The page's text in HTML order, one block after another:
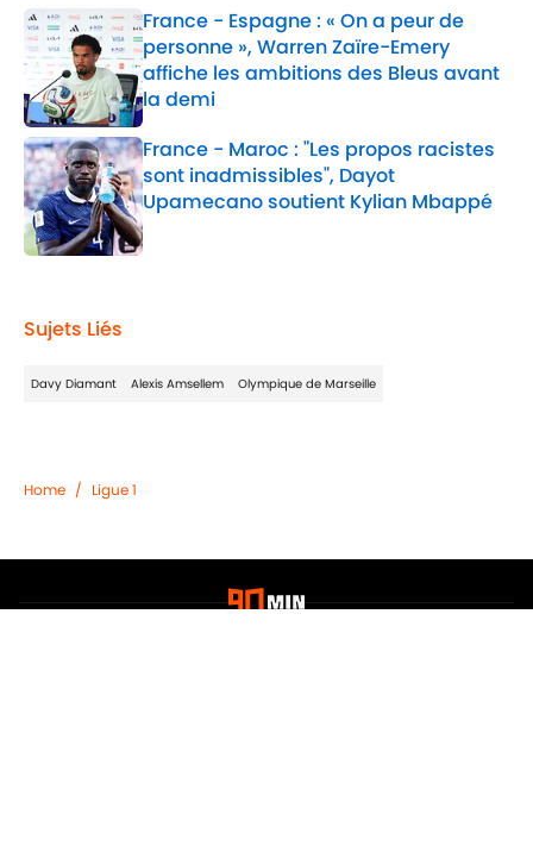
France - Espagne : « On a peur de
personne », Warren Zaïre-Emery
affiche les ambitions des Bleus avant
la demi
Published by on Invalid Date
France - Maroc : "Les propos racistes
sont inadmissibles", Dayot
Upamecano soutient Kylian Mbappé
Published by on Invalid Date
Sujets Liés
Davy Diamant Alexis Amsellem Olympique de Marseille
Home / Ligue 1